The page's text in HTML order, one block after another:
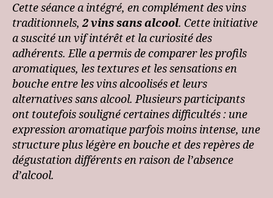
Cette séance a intégré, en complément des vins
traditionnels,2 vins sans alcool. Cette initiative
a suscité un vif intérêt et la curiosité des
adhérents. Ellea permis de comparer les profils
aromatiques, les textures et les sensations en
bouche entre les vins alcoolisés et leurs
alternatives sans alcool. Plusieurs participants
ont toutefois souligné certaines difficultés : une
expression aromatique parfois moins intense, une
structure plus légère en bouche et des repères de
dégustation différents en raison de l’absence
d’alcool.